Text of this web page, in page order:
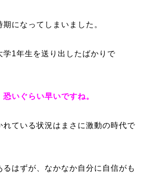
になってしまいました。
学1年生を送り出したばかりで
いぐらい早いですね。
れている状況はまさに激動の時代で
るはずが、なかなか自分に自信がも